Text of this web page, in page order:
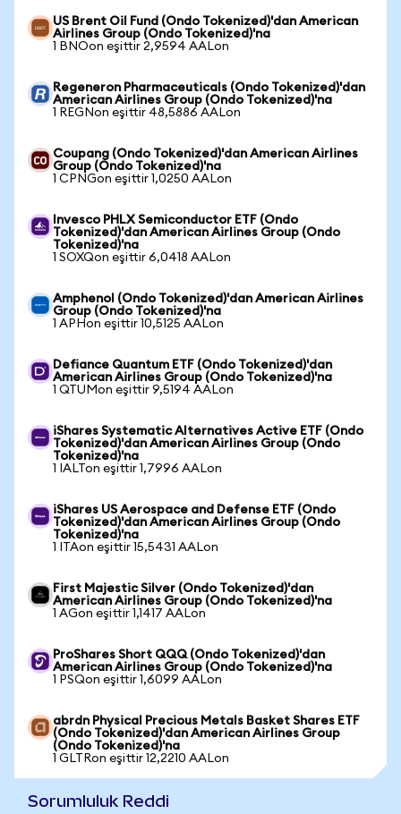
US Brent Oil Fund (Ondo Tokenized)'dan American
Airlines Group (Ondo Tokenized)'na
1 BNOon eşittir 2,9594 AALon
Regeneron Pharmaceuticals (Ondo Tokenized)'dan
American Airlines Group (Ondo Tokenized)'na
1 REGNon eşittir 48,5886 AALon
Coupang (Ondo Tokenized)'dan American Airlines
Group (Ondo Tokenized)'na
1 CPNGon eşittir 1,0250 AALon
Invesco PHLX Semiconductor ETF (Ondo
Tokenized)'dan American Airlines Group (Ondo
Tokenized)'na
1 SOXQon eşittir 6,0418 AALon
Amphenol (Ondo Tokenized)'dan American Airlines
Group (Ondo Tokenized)'na
1 APHon eşittir 10,5125 AALon
Defiance Quantum ETF (Ondo Tokenized)'dan
American Airlines Group (Ondo Tokenized)'na
1 QTUMon eşittir 9,5194 AALon
iShares Systematic Alternatives Active ETF (Ondo
Tokenized)'dan American Airlines Group (Ondo
Tokenized)'na
1 IALTon eşittir 1,7996 AALon
iShares US Aerospace and Defense ETF (Ondo
Tokenized)'dan American Airlines Group (Ondo
Tokenized)'na
1 ITAon eşittir 15,5431 AALon
First Majestic Silver (Ondo Tokenized)'dan
American Airlines Group (Ondo Tokenized)'na
1 AGon eşittir 1,1417 AALon
ProShares Short QQQ (Ondo Tokenized)'dan
American Airlines Group (Ondo Tokenized)'na
1 PSQon eşittir 1,6099 AALon
abrdn Physical Precious Metals Basket Shares ETF
(Ondo Tokenized)'dan American Airlines Group
(Ondo Tokenized)'na
1 GLTRon eşittir 12,2210 AALon
Sorumluluk Reddi